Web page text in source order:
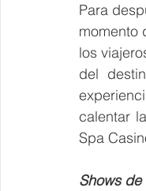
Para
momento
los
del
calentar
Spa
Shows